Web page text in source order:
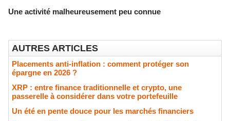
Une activité malheureusement peu connue
AUTRES ARTICLES
Placements anti-inflation : comment protéger son
épargne en 2026 ?
XRP : entre finance traditionnelle et crypto, une
passerelle à considérer dans votre portefeuille
Un été en pente douce pour les marchés financiers